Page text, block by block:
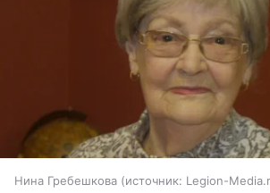
Нина Гребешкова источник: Legion-